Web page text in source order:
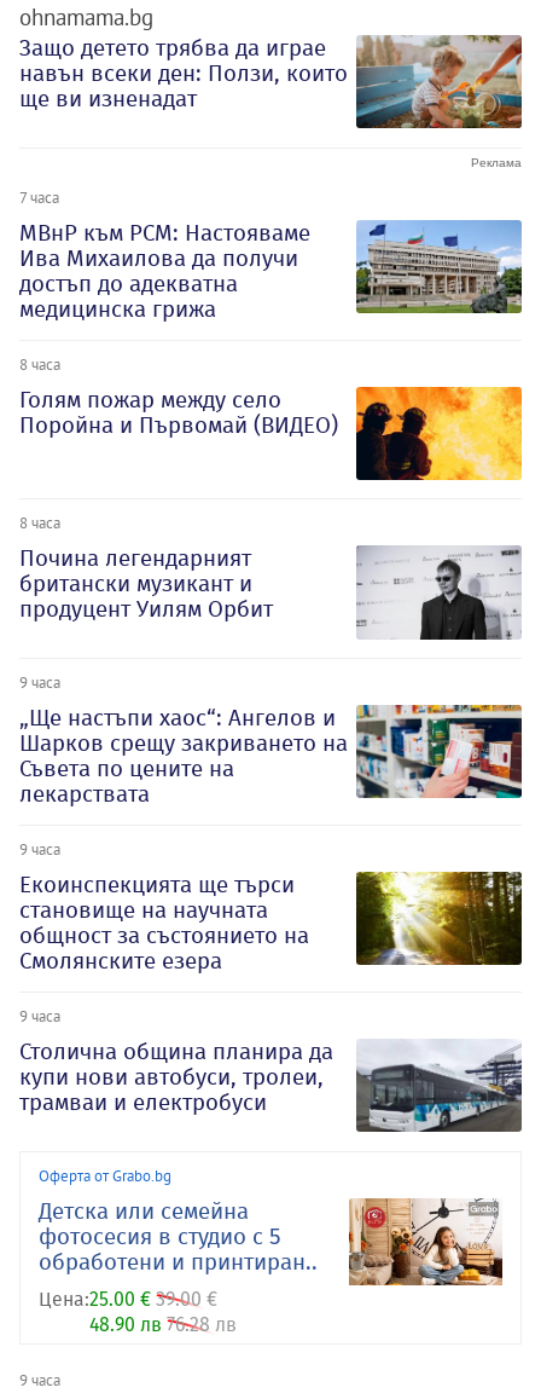
ohnamama.bg
Защо детето трябва да играе
навън всеки ден: Ползи, които
ще ви изненадат
7 часа
МВнР към РСМ: Настояваме
Ива Михаилова да получи
достъп до адекватна
медицинска грижа
8 часа
Голям пожар между село
Поройна и Първомай (ВИДЕО)
8 часа
Почина легендарният
британски музикант и
продуцент Уилям Орбит
9 часа
„Ще настъпи хаос“: Ангелов и
Шарков срещу закриването на
Съвета по цените на
лекарствата
9 часа
Екоинспекцията ще търси
становище на научната
общност за състоянието на
Смолянските езера
9 часа
Столична община планира да
купи нови автобуси, тролеи,
трамваи и електробуси
Оферта от Grabo.bg
Детска или семейна
фотосесия в студио с 5
обработени и принтиран..
Цена:25.00 € 39.00 €
48.90 лв 76.28 лв
9 часа